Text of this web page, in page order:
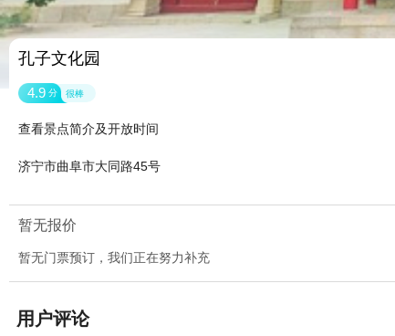
孔子文化园
4.9 分 很棒
查看景点简介及开放时间
济宁市曲阜市大同路45号
暂无报价
暂无门票预订，我们正在努力补充
用户评论